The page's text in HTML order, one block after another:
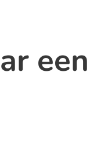
een